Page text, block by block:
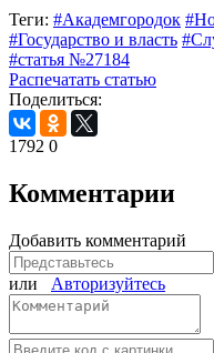
Теги: #Академгородок
#Государство и власть
#статья №27184
Распечатать статью
Поделиться:
1792 0
Комментарии
Добавить комментарий
или Авторизуйтесь